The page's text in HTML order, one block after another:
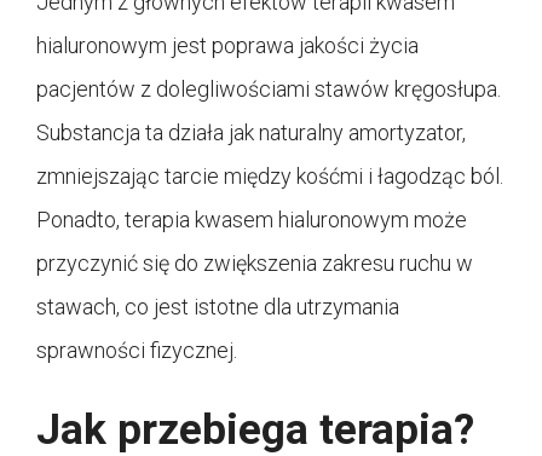
hialuronowym jest poprawa jakości życia
pacjentów z dolegliwościami stawów kręgosłupa.
Substancja ta działa jak naturalny amortyzator,
zmniejszając tarcie między kośćmi i łagodząc ból.
Ponadto, terapia kwasem hialuronowym może
przyczynić się do zwiększenia zakresu ruchu w
stawach, co jest istotne dla utrzymania
sprawności fizycznej.
Jak przebiega terapia?